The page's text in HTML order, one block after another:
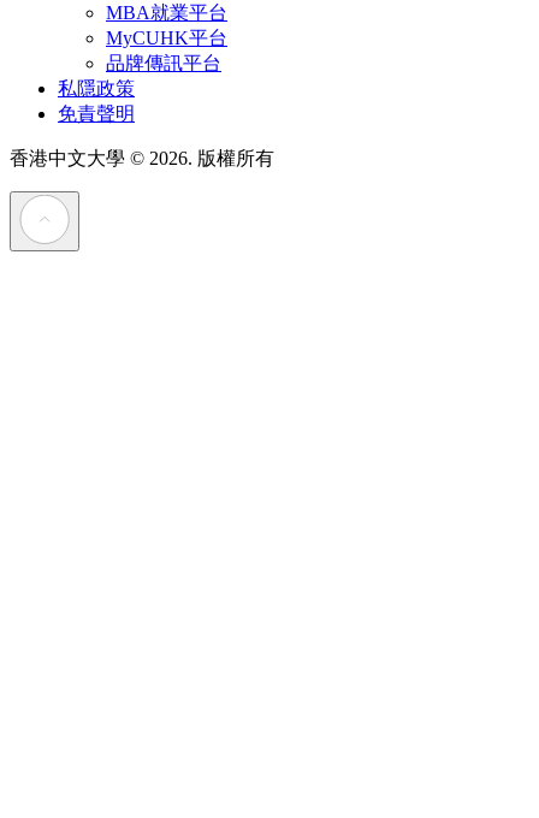
MBA就業平台
MyCUHK平台
品牌傳訊平台
私隱政策
免責聲明
香港中文大學 © 2026. 版權所有